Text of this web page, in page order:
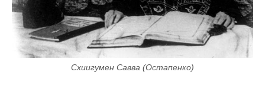
Схиигумен Савва (Остапенко)